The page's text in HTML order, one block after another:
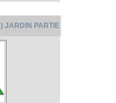
) JARDIN PARTIE